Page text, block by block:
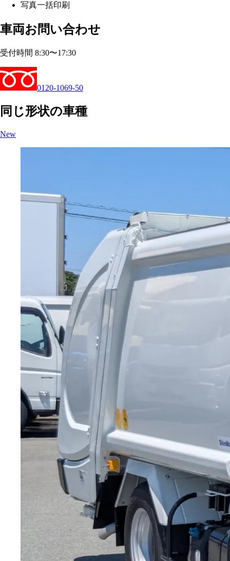
写真一括印刷
車両お問い合わせ
受付時間 8:30〜17:30
0120-1069-50
同じ形状の車種
New